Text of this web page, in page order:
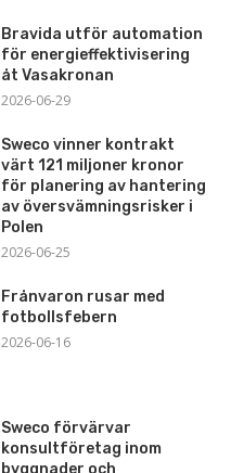
Bravida utför automation
för energieffektivisering
åt Vasakronan
2026-06-29
Sweco vinner kontrakt
värt 121 miljoner kronor
för planering av hantering
av översvämningsrisker i
Polen
2026-06-25
Frånvaron rusar med
fotbollsfebern
2026-06-16
Sweco förvärvar
konsultföretag inom
byggnader och